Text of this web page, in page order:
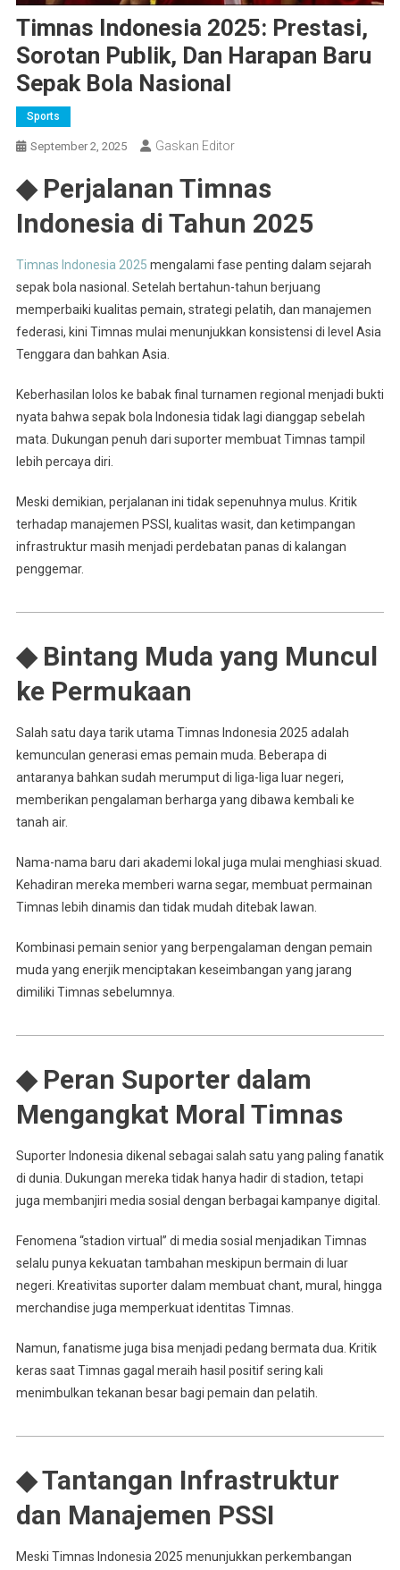
Timnas Indonesia 2025: Prestasi,
Sorotan Publik, Dan Harapan Baru
Sepak Bola Nasional
Sports
September 2, 2025 Gaskan Editor
◆ Perjalanan Timnas
Indonesia di Tahun 2025
Timnas Indonesia 2025 mengalami fase penting dalam sejarah
sepak bola nasional. Setelah bertahun-tahun berjuang
memperbaiki kualitas pemain, strategi pelatih, dan manajemen
federasi, kini Timnas mulai menunjukkan konsistensi di level Asia
Tenggara dan bahkan Asia.
Keberhasilan lolos ke babak final turnamen regional menjadi bukti
nyata bahwa sepak bola Indonesia tidak lagi dianggap sebelah
mata. Dukungan penuh dari suporter membuat Timnas tampil
lebih percaya diri.
Meski demikian, perjalanan ini tidak sepenuhnya mulus. Kritik
terhadap manajemen PSSI, kualitas wasit, dan ketimpangan
infrastruktur masih menjadi perdebatan panas di kalangan
penggemar.
◆ Bintang Muda yang Muncul
ke Permukaan
Salah satu daya tarik utama Timnas Indonesia 2025 adalah
kemunculan generasi emas pemain muda. Beberapa di
antaranya bahkan sudah merumput di liga-liga luar negeri,
memberikan pengalaman berharga yang dibawa kembali ke
tanah air.
Nama-nama baru dari akademi lokal juga mulai menghiasi skuad.
Kehadiran mereka memberi warna segar, membuat permainan
Timnas lebih dinamis dan tidak mudah ditebak lawan.
Kombinasi pemain senior yang berpengalaman dengan pemain
muda yang enerjik menciptakan keseimbangan yang jarang
dimiliki Timnas sebelumnya.
◆ Peran Suporter dalam
Mengangkat Moral Timnas
Suporter Indonesia dikenal sebagai salah satu yang paling fanatik
di dunia. Dukungan mereka tidak hanya hadir di stadion, tetapi
juga membanjiri media sosial dengan berbagai kampanye digital.
Fenomena “stadion virtual” di media sosial menjadikan Timnas
selalu punya kekuatan tambahan meskipun bermain di luar
negeri. Kreativitas suporter dalam membuat chant, mural, hingga
merchandise juga memperkuat identitas Timnas.
Namun, fanatisme juga bisa menjadi pedang bermata dua. Kritik
keras saat Timnas gagal meraih hasil positif sering kali
menimbulkan tekanan besar bagi pemain dan pelatih.
◆ Tantangan Infrastruktur
dan Manajemen PSSI
Meski Timnas Indonesia 2025 menunjukkan perkembangan